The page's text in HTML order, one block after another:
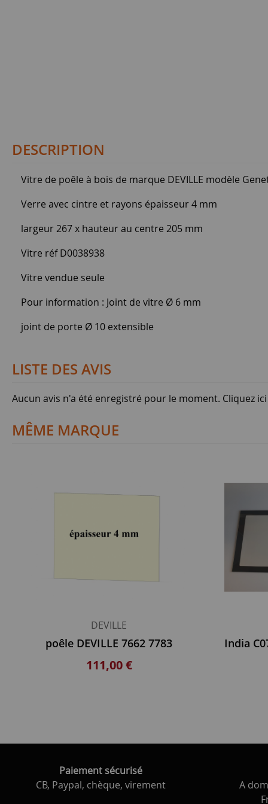
DESCRIPTION
Vitre de poêle à bois de marque DEVILLE modèle
Verre avec cintre et rayons épaisseur 4 mm
largeur 267 x hauteur au centre 205 mm
Vitre réf D0038938
Vitre vendue seule
Pour information : Joint de vitre Ø 6 mm
joint de porte Ø 10 extensible
LISTE DES AVIS
Aucun avis n'a été enregistré pour le moment. Cliquez
MÊME MARQUE
DEVILLE
poêle DEVILLE 7662 7783
111,00 €
Paiement sécurisé
CB, Paypal, chèque, virement
A